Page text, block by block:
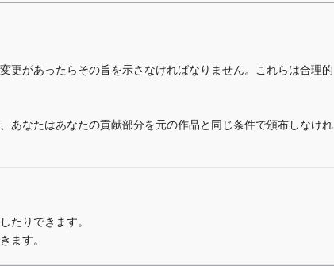
があったらその旨を示さなければなりません。これらは合理的
なたはあなたの貢献部分を元の作品と同じ条件で頒布しなけれ
たりできます。
ます。